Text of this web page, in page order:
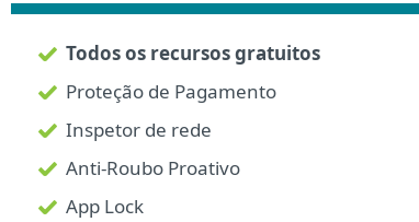
Todos os recursos gratuitos
Proteção de Pagamento
Inspetor de rede
Anti-Roubo Proativo
App Lock